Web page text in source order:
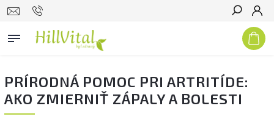
Hľadať
PRÍRODNÁ POMOC PRI ARTRITÍDE:
AKO ZMIERNIŤ ZÁPALY A BOLESTI